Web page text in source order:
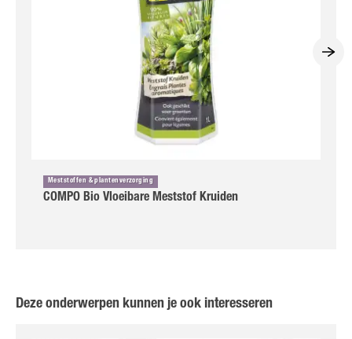
Meststoffen & plantenverzorging
COMPO Bio Vloeibare Meststof Kruiden
Deze onderwerpen kunnen je ook interesseren